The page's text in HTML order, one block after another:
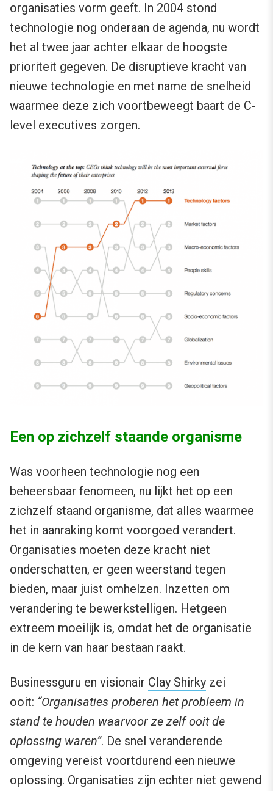
organisaties vorm geeft. In 2004 stond
technologie nog onderaan de agenda, nu wordt
het al twee jaar achter elkaar de hoogste
prioriteit gegeven. De disruptieve kracht van
nieuwe technologie en met name de snelheid
waarmee deze zich voortbeweegt baart de C-
level executives zorgen.
Een op zichzelf staande organisme
Was voorheen technologie nog een
beheersbaar fenomeen, nu lijkt het op een
zichzelf staand organisme, dat alles waarmee
het in aanraking komt voorgoed verandert.
Organisaties moeten deze kracht niet
onderschatten, er geen weerstand tegen
bieden, maar juist omhelzen. Inzetten om
verandering te bewerkstelligen. Hetgeen
extreem moeilijk is, omdat het de organisatie
in de kern van haar bestaan raakt.
Businessguru en visionair Clay Shirky zei
ooit: “Organisaties proberen het probleem in
stand te houden waarvoor ze zelf ooit de
oplossing waren”. De snel veranderende
omgeving vereist voortdurend een nieuwe
oplossing. Organisaties zijn echter niet gewend